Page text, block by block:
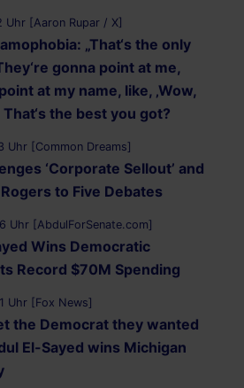
[Aaron Rupar / X]
„That‘s the only
gonna point at me,
at my name, like, ‚Wow,
That‘s the best you got?
Uhr [Common Dreams]
‘Corporate Sellout’ and
Rogers to Five Debates
Uhr [AbdulForSenate.com]
Wins Democratic
Record $70M Spending
Uhr [Fox News]
the Democrat they wanted
El-Sayed wins Michigan